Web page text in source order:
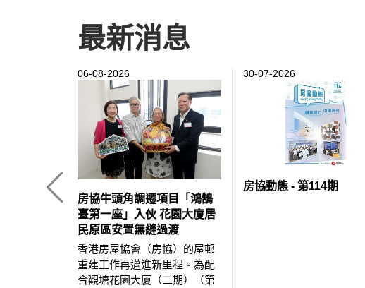
歡迎來到香港房屋協
最新消息
06-08-2026
房協牛頭角調遷項目「鴻鵠
臺第一座」入伙 花園大廈居
民原區安置無縫過渡
香港房屋協會（房協）的屋邨
重建工作再邁進新里程。為配
合觀塘花園大廈（二期）（第
30-07-2026
房協動態 - 第114期